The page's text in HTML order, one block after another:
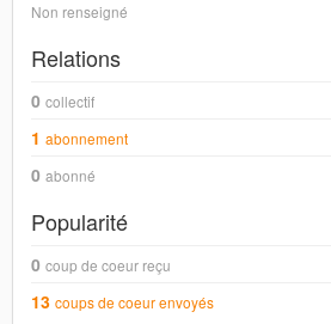
Non renseigné
Relations
0 collectif
1 abonnement
0 abonné
Popularité
0 coup de coeur reçu
13 coups de coeur envoyés